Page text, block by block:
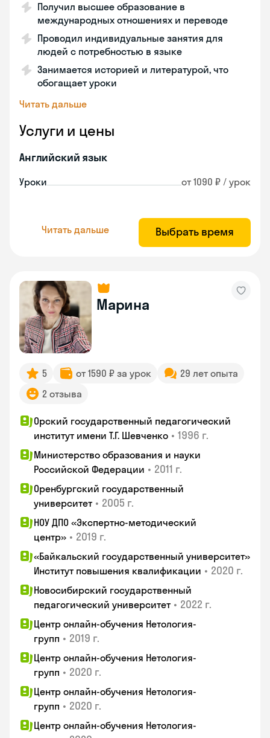
Получил высшее образование в
международных отношениях и переводе
Проводил индивидуальные занятия для
людей с потребностью в языке
Занимается историей и литературой, что
обогащает уроки
Читать дальше
Услуги и цены
Английский язык
Уроки от 1090 ₽ / урок
Читать дальше Выбрать время
Марина
5 от 1590 ₽ за урок
29 лет опыта
2 отзыва
Орский государственный педагогический
институт имени Т.Г. Шевченко • 1996 г.
Министерство образования и науки
Российской Федерации • 2011 г.
Оренбургский государственный
университет • 2005 г.
НОУ ДПО «Экспертно-методический
центр» • 2019 г.
«Байкальский государственный университет»
Институт повышения квалификации • 2020 г.
Новосибирский государственный
педагогический университет • 2022 г.
Центр онлайн-обучения Нетология-
групп • 2019 г.
Центр онлайн-обучения Нетология-
групп • 2020 г.
Центр онлайн-обучения Нетология-
групп • 2020 г.
Центр онлайн-обучения Нетология-